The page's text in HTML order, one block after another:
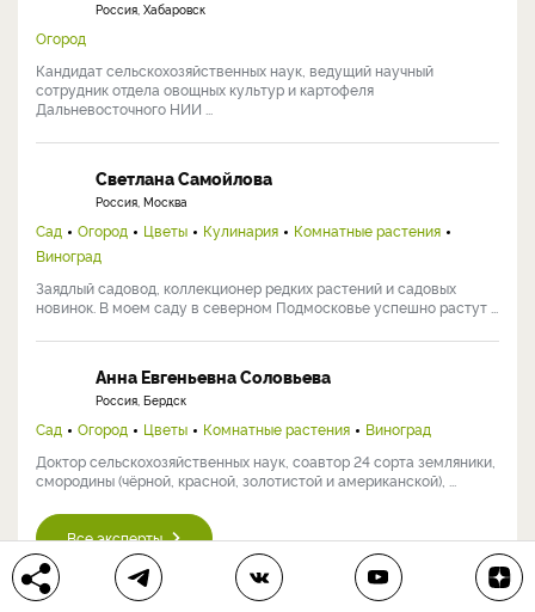
Россия, Хабаровск
Огород
Кандидат сельскохозяйственных наук, ведущий научный
сотрудник отдела овощных культур и картофеля
Дальневосточного НИИ ...
Светлана Самойлова
Россия, Москва
Сад Огород Цветы Кулинария
Комнатные растения
Виноград
Заядлый садовод, коллекционер редких растений и садовых
новинок. В моем саду в северном Подмосковье успешно растут ...
Анна Евгеньевна Соловьева
Россия, Бердск
Сад Огород Цветы Комнатные растения
Виноград
Доктор сельскохозяйственных наук, соавтор 24 сорта земляники,
смородины (чёрной, красной, золотистой и американской), ...
Все эксперты